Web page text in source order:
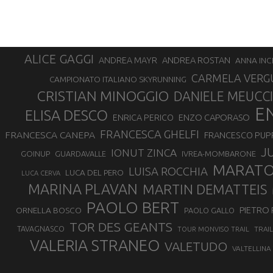
ALICE GAGGI ANDREA MAYR ANDREA ROSTAN ANNA
CAMPIONATO ITALIANO SKYRUNNING CARMELA
CRISTIAN MINOGGIO DANIELE MEUCCI
ELISA DESCO ENRICA PERICO ENZO CAPORASO
FRANCESCA CANEPA FRANCESCA GHELFI FRANCESCO
GOINUP GUARDAVALLE IONUT ZINCA IVREA-MOMBARONE
LUCA CERVA LUCA DEL PERO LUISA ROCCHIA
MARINA PLAVAN MARTIN DEMATTEIS
ORNELLA BOSCO PAOLO BERT PAOLO GALLO PIETRO
TAVAGNASCO TOR DES GEANTS TOUR MONVISO TRAIL
VALERIA STRANEO VALETUDO VALTELLINA